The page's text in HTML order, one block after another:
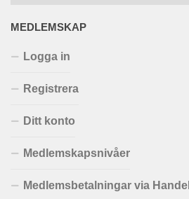
MEDLEMSKAP
Logga in
Registrera
Ditt konto
Medlemskapsnivåer
Medlemsbetalningar via